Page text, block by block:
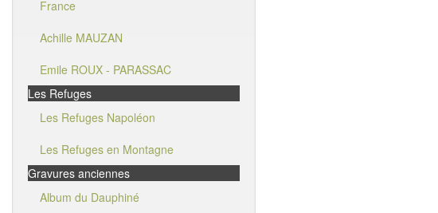
France
Achille MAUZAN
Emile ROUX - PARASSAC
Les Refuges
Les Refuges Napoléon
Les Refuges en Montagne
Gravures anciennes
Album du Dauphiné